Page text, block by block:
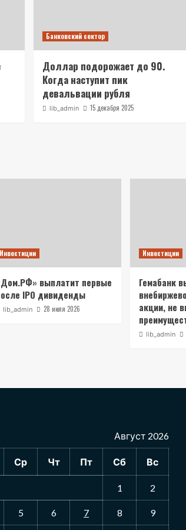
Банковский сектор
Доллар подорожает до 90.
Когда наступит пик
девальвации рубля
lib_admin 15 декабря 2025
Инвестиции
выплатит первые
IPO дивиденды
lib_admin 28 июля 2026
Инвестиции
Гемабанк
акции, не
lib_admin
Август 2026
Ср Чт Пт Сб Вс
1 2
5 6 7 8 9